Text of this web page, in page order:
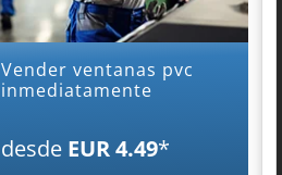
Vender ventanas pvc
inmediatamente
desde EUR 4.49*